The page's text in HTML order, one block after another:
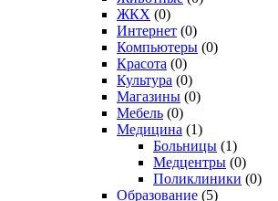
ЖКХ (0)
Интернет (0)
Компьютеры (0)
Красота (0)
Культура (0)
Магазины (0)
Мебель (0)
Медицина (1)
Больницы (1)
Медцентры (0)
Поликлиники (0)
Образование (5)